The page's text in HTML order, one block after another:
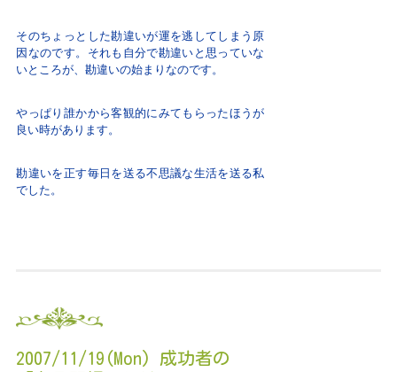
そのちょっとした勘違いが運を逃してしまう原
因なのです。それも自分で勘違いと思っていな
いところが、勘違いの始まりなのです。
やっぱり誰かから客観的にみてもらったほうが
良い時があります。
勘違いを正す毎日を送る不思議な生活を送る私
でした。
2007/11/19(Mon) 成功者の